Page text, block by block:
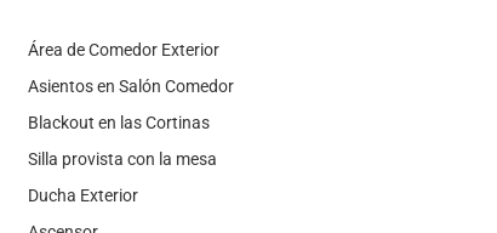
Área de Comedor Exterior
Asientos en Salón Comedor
Blackout en las Cortinas
Silla provista con la mesa
Ducha Exterior